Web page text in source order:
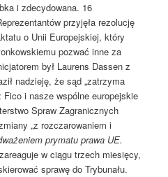
i zdecydowana. 16
przyjęła rezolucję
o Unii Europejskiej, który
pozwać inne za
był Laurens Dassen z
nadzieję, że sąd „zatrzyma
Fico i nasze wspólne europejskie
Spraw Zagranicznych
„z rozczarowaniem i
prymatu prawa UE.
w ciągu trzech miesięcy,
sprawę do Trybunału.